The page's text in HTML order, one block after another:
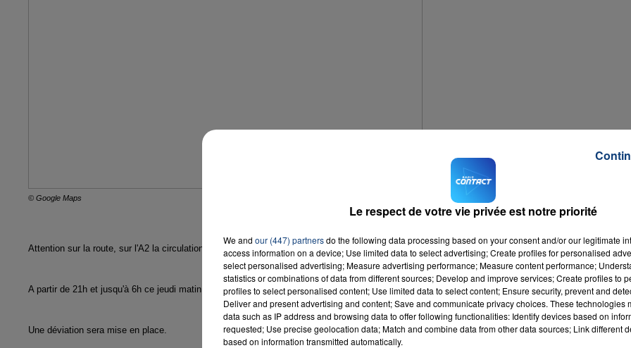
7h00 - 12h00 16h00 -
© Google Maps
Attention sur la route, sur l'A2 la circulation va être perturbée de mercredi soir à jeudi, dans le sens Paris Belgique.
A partir de 21h et jusqu'à 6h ce jeudi matin, l'autoroute sera fermée entre l'échangeur n°20 et jonction avec l'A23.
Une déviation sera mise en place.
Le respect de votre vie privée est notre priorité
We and our (447) partnersdo the following data processing based on your consent and/or our legitimate
access information on a device; Use limited data to select advertising; Create profiles for personalised
select personalised advertising; Measure advertising performance; Measure content performance;
statistics or combinations of data from different sources; Develop and improve services; Create profiles to
profiles to select personalised content; Use limited data to select content; Ensure security, prevent and
Deliver and present advertising and content; Save and communicate privacy choices. These technologies
data such as IP address and browsing data to offer following functionalities: Identify devices based on
requested; Use precise geolocation data; Match and combine data from other data sources; Link different
based on information transmitted automatically.